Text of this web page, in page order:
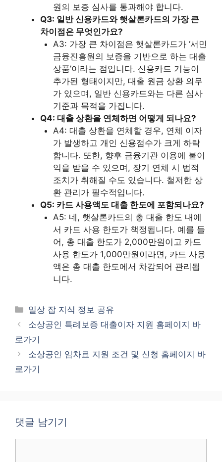
원의 보증 심사를 통과해야 합니다.
Q3: 일반 신용카드와 햇살론카드의 가장 큰
차이점은 무엇인가요?
A3: 가장 큰 차이점은 햇살론카드가 ‘서민
금융진흥원의 보증을 기반으로 하는 대출
상품’이라는 점입니다. 신용카드 기능이
추가된 형태이지만, 대출 원금 상환 의무
가 있으며, 일반 신용카드와는 다른 심사
기준과 목적을 가집니다.
Q4: 대출 상환을 연체하면 어떻게 되나요?
A4: 대출 상환을 연체할 경우, 연체 이자
가 발생하고 개인 신용점수가 크게 하락
합니다. 또한, 향후 금융기관 이용에 불이
익을 받을 수 있으며, 장기 연체 시 법적
조치가 취해질 수도 있습니다. 철저한 상
환 관리가 필수적입니다.
Q5: 카드 사용액도 대출 한도에 포함되나요?
A5: 네, 햇살론카드의 총 대출 한도 내에
서 카드 사용 한도가 책정됩니다. 예를 들
어, 총 대출 한도가 2,000만원이고 카드
사용 한도가 1,000만원이라면, 카드 사용
액은 총 대출 한도에서 차감되어 관리됩
니다.
카
테
리
일상 잡 지식 정보 공유
소상공인 특례보증 대출이자 지원 홈페이지 바
로가기
소상공인 임차료 지원 조건 및 신청 홈페이지 바
로가기
댓글 남기기